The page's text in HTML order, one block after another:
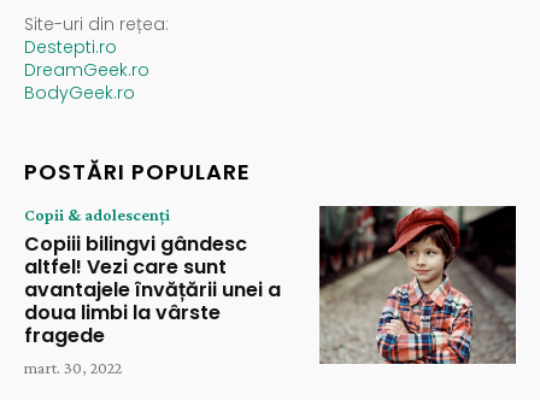
Site-uri din rețea:
Destepti.ro
DreamGeek.ro
BodyGeek.ro
POSTĂRI POPULARE
Copii & adolescenți
Copiii bilingvi gândesc
altfel! Vezi care sunt
avantajele învățării unei a
doua limbi la vârste
fragede
mart. 30, 2022